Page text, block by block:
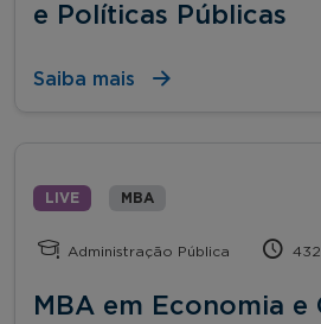
e Políticas Públicas
Saiba mais
LIVE MBA
Administração Pública
MBA em Economia e